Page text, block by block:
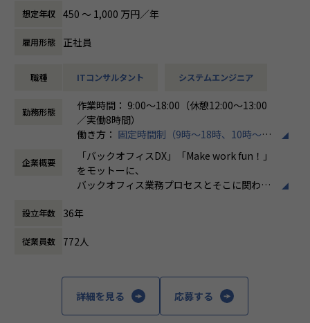
ef%bc%9a%e3%81%8a%e5%ae%a2%e6%a7%98%e
5%96%84%e3%83%bb%e5%8a%b9%e7%8e%87%e
【会社概要】
「バックオフィスDX」「Make work fun！」をモットー
に、バックオフィス業務とそこに関わる人たちの働き方を変
えていくことを通して、企業競争力を向上させることを使命
としています。
「ヒトが元気になれば、ビジネスも活性化する。」
HOPESはヒトが何をすべきかを追求し、ITの力で “働くを
もっと楽しく” へリノベートすることで社会に貢献します。
当社はクラウドERPの構築・導入コンサルテーションを中
システムの開発を手がける会社です。
しております！
是非ご覧ください！
HOPES blog：https://blog.hopes-ise.co.jp/
「DX推進の最前線：お客様の社内DX推進って実際何をやっ
https://blog.hopes-ise.co.jp/%e3%80%90%e3%83%9
7%e3%83%ad%e3%82%b8%e3%82%a7%e3%82%af%
e3%83%88%e7%b4%b9%e4%bb%8b%e3%80%91dx%
e6%8e%a8%e9%80%b2%e3%81%ae%e6%9c%80%e
5%89%8d%e7%b7%9a%ef%bc%9a%e3%81%8a%e5%
ae%a2%e6%a7%98%e3%81%ae%e7%a4%be/
【業務の変更の範囲】
ホープスでは、リモートワーク活用があり平
く、プロジェクトに応じて柔軟な働き方がで
ています。
て、システムの導入・開発を行うポジションです。
要件定義から開発・導入フェーズまで、まずはこれまでのご
経験に近しい領域をご担当いただきます。
またキャリアビジョンに合わせて、下流から上流工程にステ
境なので、スキルの幅を広げることも可能です！
《具体的な業務内容》
・要件定義・基本設計・詳細設計
・Outsystemsを用いたアプリ開発・テスト
・API／外部システムとの連携
・顧客との要件整理・業務改善提案
【なぜホープスがするのか？】
想定年収 450 〜 1,000 万円／年
雇用形態 正社員
職種 ITコンサルタント システムエンジニア
勤務形態
作業時間： 9:00～18:00（休憩12:00～13:00
／実働8時間）
働き方： 固定時間制（9時～18時、10時～19
時など）
時間外労働の有無： 有（月平均10時間）
休憩時間： 60分
企業概要
「バックオフィスDX」「Make work fun！」
をモットーに、
バックオフィス業務プロセスとそこに関わる
企業競争力を向上させることを使命としてい
チ開発やコンサルティングまで幅広いサービ
スを提供しています。クラウドERPやローコ
ード開発を柱とし、業務効率化やDX推進、経
設立年数 36年
従業員数 772人
詳細を見る 応募する